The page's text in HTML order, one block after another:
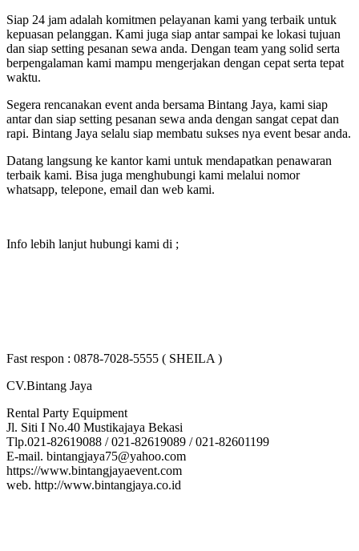
Siap 24 jam adalah komitmen pelayanan kami yang terbaik untuk
kepuasan pelanggan. Kami juga siap antar sampai ke lokasi tujuan
dan siap setting pesanan sewa anda. Dengan team yang solid serta
berpengalaman kami mampu mengerjakan dengan cepat serta tepat
waktu.
Segera rencanakan event anda bersama Bintang Jaya, kami siap
antar dan siap setting pesanan sewa anda dengan sangat cepat dan
rapi. Bintang Jaya selalu siap membatu sukses nya event besar anda.
Datang langsung ke kantor kami untuk mendapatkan penawaran
terbaik kami. Bisa juga menghubungi kami melalui nomor
whatsapp, telepone, email dan web kami.
Info lebih lanjut hubungi kami di ;
Fast respon : 0878-7028-5555 ( SHEILA )
CV.Bintang Jaya
Rental Party Equipment
Jl. Siti I No.40 Mustikajaya Bekasi
Tlp.021-82619088 / 021-82619089 / 021-82601199
E-mail. bintangjaya75@yahoo.com
https://www.bintangjayaevent.com
web. http://www.bintangjaya.co.id